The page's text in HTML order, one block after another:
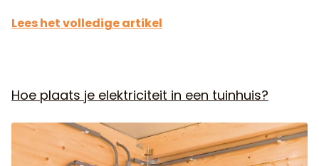
Lees het volledige artikel
Hoe plaats je elektriciteit in een tuinhuis?